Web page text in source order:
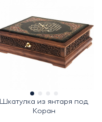
Шкатулка из янтаря под
Коран